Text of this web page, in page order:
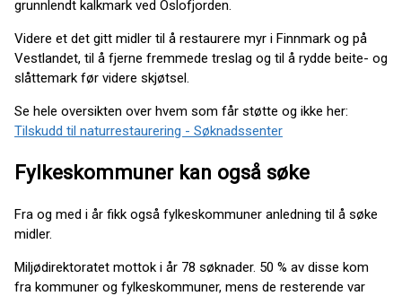
grunnlendt kalkmark ved Oslofjorden.
Videre et det gitt midler til å restaurere myr i Finnmark og på
Vestlandet, til å fjerne fremmede treslag og til å rydde beite- og
slåttemark før videre skjøtsel.
Se hele oversikten over hvem som får støtte og ikke her:
Tilskudd til naturrestaurering - Søknadssenter
Fylkeskommuner kan også søke
Fra og med i år fikk også fylkeskommuner anledning til å søke
midler.
Miljødirektoratet mottok i år 78 søknader. 50 % av disse kom
fra kommuner og fylkeskommuner, mens de resterende var